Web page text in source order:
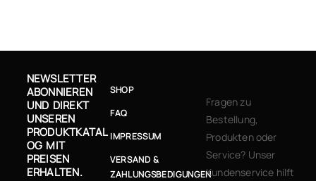
NEWSLETTER
ABONNIEREN
UND DIREKT
UNSEREN
PRODUKTKATAL
OG MIT
PREISEN
ERHALTEN.
SHOP
FAQ
IMPRESSUM
VERSAND &
ZAHLUNGSBEDIGUNGEN
Fragen zu
Bestellung,
Produkten oder
Service? Unser
Kundenservice hilft